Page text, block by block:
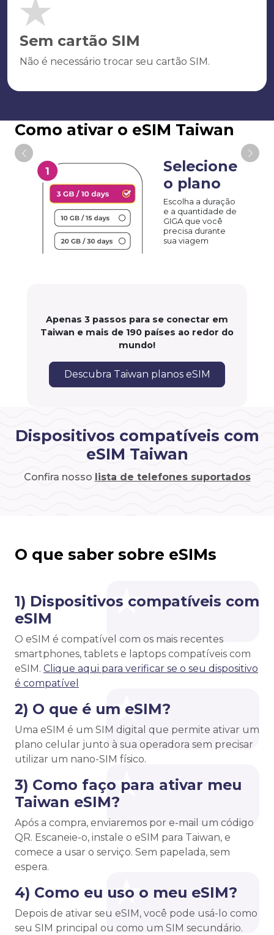
Sem cartão SIM
Não é necessário trocar seu cartão SIM.
Como ativar o eSIM Taiwan
Selecione
o plano
Escolha a duração
e a quantidade de
GIGA que você
precisa durante
sua viagem
Apenas 3 passos para se conectar em
Taiwan e mais de 190 países ao redor do
mundo!
Descubra Taiwan planos eSIM
Dispositivos compatíveis com
eSIM Taiwan
Confira nosso lista de telefones suportados
O que saber sobre eSIMs
1) Dispositivos compatíveis com
eSIM
O eSIM é compatível com os mais recentes
smartphones, tablets e laptops compatíveis com
eSIM. Clique aqui para verificar se o seu dispositivo
é compatível
2) O que é um eSIM?
Uma eSIM é um SIM digital que permite ativar um
plano celular junto à sua operadora sem precisar
utilizar um nano-SIM físico.
3) Como faço para ativar meu
Taiwan eSIM?
Após a compra, enviaremos por e-mail um código
QR. Escaneie-o, instale o eSIM para Taiwan, e
comece a usar o serviço. Sem papelada, sem
espera.
4) Como eu uso o meu eSIM?
Depois de ativar seu eSIM, você pode usá-lo como
seu SIM principal ou como um SIM secundário.